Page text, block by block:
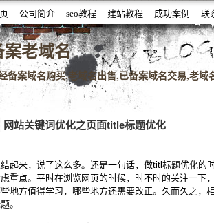
公司简介 seo教程 建站教程 成功案例 联
已备案域名百度权重域名老域名购买,老域名交易,
案老域名
备案域名购买,老域名出售,已备案域名交易,老
网站关键词优化之页面title标题优化
起来，说了这么多。还是一句话，做titl标题优化的
重点。平时在浏览网页的时候，时不时的关注一下
地方值得学习，哪些地方还需要改正。久而久之，
。